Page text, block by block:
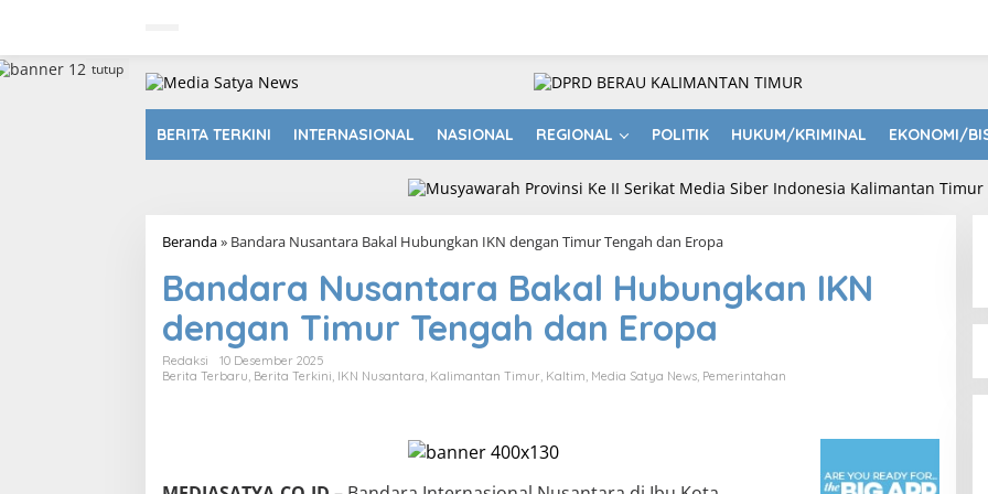
a
BERITA TERKINI INTERNASIONAL NASIONAL REGIONAL POLITIK HUKUM/KRIMINAL EKONOMI/
tutup
Beranda» Bandara Nusantara Bakal Hubungkan IKN dengan Timur Tengah dan Eropa
Bandara Nusantara Bakal Hubungkan IKN
dengan Timur Tengah dan Eropa
Redaksi
10 Desember 2025
Berita Terbaru Berita Terkini IKN Nusantara Kalimantan Timur Kaltim Media Satya News Pemerintahan